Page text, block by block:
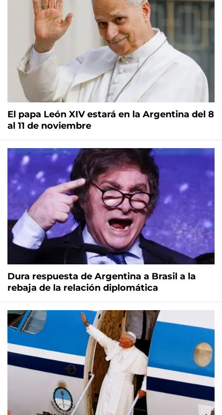
El papa León XIV estará en la Argentina del 8
al 11 de noviembre
Dura respuesta de Argentina a Brasil a la
rebaja de la relación diplomática